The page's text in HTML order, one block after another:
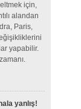
için,
alandan
Paris,
yapabilir.
yanlış!